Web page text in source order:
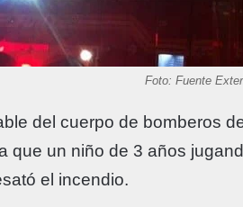
Foto: Fuente
del cuerpo de bomberos
que un niño de 3 años
el incendio.